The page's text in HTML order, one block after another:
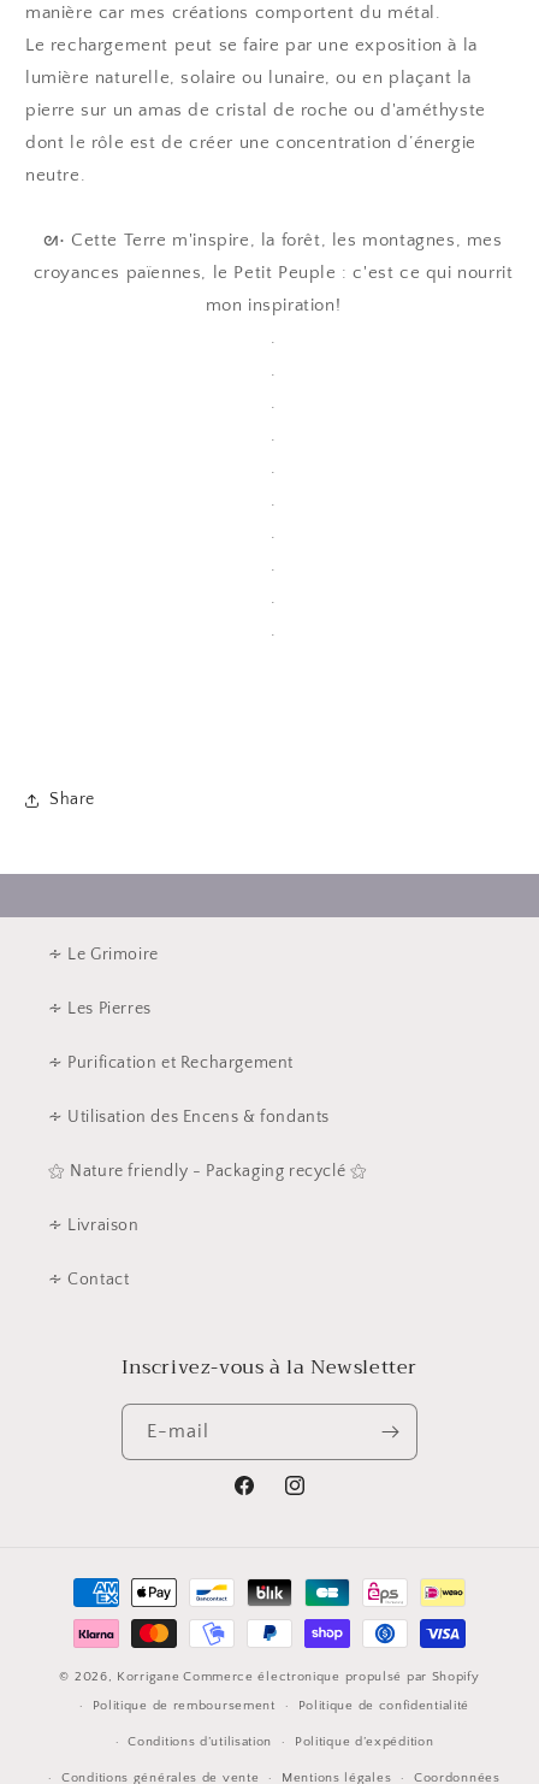
manière car mes créations comportent du métal.
Le rechargement peut se faire par une exposition à la
lumière naturelle, solaire ou lunaire, ou en plaçant la
pierre sur un amas de cristal de roche ou d'améthyste
dont le rôle est de créer une concentration d’énergie
neutre.
ᘛ• Cette Terre m'inspire, la forêt, les montagnes, mes
croyances païennes, le Petit Peuple : c'est ce qui nourrit
mon inspiration!
.
.
.
.
.
.
.
.
.
.
Share
∻ Le Grimoire
∻ Les Pierres
∻ Purification et Rechargement
∻ Utilisation des Encens & fondants
⚝ Nature friendly - Packaging recyclé ⚝
∻ Livraison
∻ Contact
Inscrivez-vous à la Newsletter
E-mail
FacebookInstagram
Moyens
paiement
© 2026, Korrigane Commerce électronique propulsé par Shopify
Politique de remboursement
Politique de confidentialité
Conditions d’utilisation Politique d’expédition
Conditions générales de vente Mentions légales Coordonnées